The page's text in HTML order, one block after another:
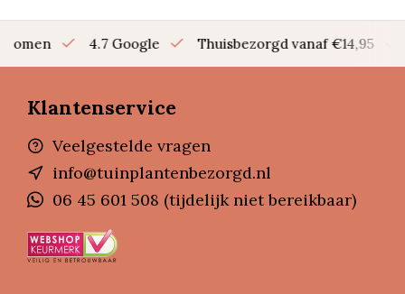
bomen 4.7 Google Thuisbezorgd vanaf €14,95
Klantenservice
Veelgestelde vragen
info@tuinplantenbezorgd.nl
06 45 601 508 (tijdelijk niet bereikbaar)